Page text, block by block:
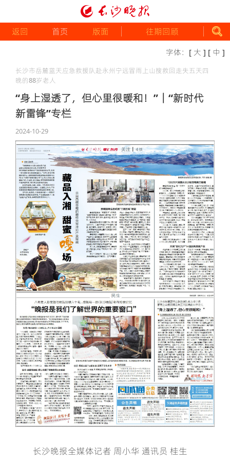
返回 首页 版面 往期回顾
字体： [ 大 ] [ 中 ]
长沙市岳麓蓝天应急救援队赴永州宁远冒雨上山搜救回走失五天四
晚的88岁老人
“身上湿透了，但心里很暖和！”｜“新时代
新雷锋”专栏
2024-10-29
长沙晚报全媒体记者 周小华 通讯员 桂生